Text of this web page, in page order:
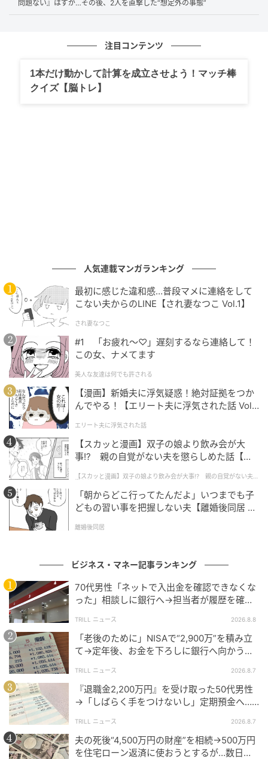
通常、会社員の給与やボーナスから差し引かれる所得
税は、会社へ提出した「扶養控除等申告書」をもとに
計算されます。
しかし、この申告書は1か所の勤務先にしか提出できま
せん。そのため、副業先では提出できず「乙欄」と呼
ばれる税率表を使って所得税を計算します。
乙欄は、本業より多めに所得税が差し引かれる仕組み
になっているため、副業のボーナスでは「思ったより
手取りが少ない」と感じるケースが少なくありませ
ん。
出典元：photoAC（※画像はイメージです）
例えば、前月の給与額から社会保険料などを差し引い
た金額が30万円台の場合、本業で使われる「甲欄」で
は、扶養親族等の人数にもよりますが、賞与にかかる
所得税率はおおむね10%前後になるケースがありま
す。
問題ない』はずが…その後、2人を直撃した“想定外の事態”
注目コンテンツ
1本だけ動かして計算を成立させよう！マッチ棒
クイズ【脳トレ】
人気連載マンガランキング
最初に感じた違和感…普段マメに連絡をして
こない夫からのLINE【され妻なつこ Vol.1】
され妻なつこ
#1 「お疲れ〜♡」遅刻するなら連絡して！
この女、ナメてます
美人な友達は何でも許される
【漫画】新婚夫に浮気疑惑！絶対証拠をつか
んでやる！【エリート夫に浮気された話 Vol.
エリート夫に浮気された話
【スカッと漫画】双子の娘より飲み会が大
事!? 親の自覚がない夫を懲らしめた話【第1
【スカッと漫画】双子の娘より飲み会が大事!? 親の自覚がない夫を
懲らしめた話
「朝からどこ行ってたんだよ」いつまでも子
どもの習い事を把握しない夫【離婚後同居 Vo
離婚後同居
ビジネス・マネー記事ランキング
70代男性「ネットで入出金を確認できなくな
った」相談しに銀行へ→担当者が履歴を確認
TRILL ニュース 2026.8.8
「老後のために」NISAで“2,900万”を積み立
て→定年後、お金を下ろしに銀行へ向かう
TRILL ニュース 2026.8.7
『退職金2,200万円』を受け取った50代男性
→「しばらく手をつけないし」定期預金へ…4
TRILL ニュース 2026.8.7
夫の死後“4,500万円の財産”を相続→500万円
を住宅ローン返済に使おうとするが…数日